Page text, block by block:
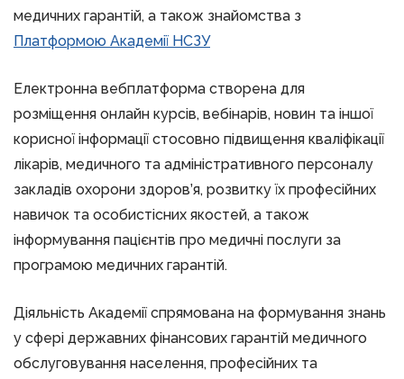
медичних гарантій, а також знайомства з
Платформою Академії НСЗУ
Електронна вебплатформа створена для
розміщення онлайн курсів, вебінарів, новин та іншої
корисної інформації стосовно підвищення кваліфікації
лікарів, медичного та адміністративного персоналу
закладів охорони здоров’я, розвитку їх професійних
навичок та особистісних якостей, а також
інформування пацієнтів про медичні послуги за
програмою медичних гарантій.
Діяльність Академії спрямована на формування знань
у сфері державних фінансових гарантій медичного
обслуговування населення, професійних та